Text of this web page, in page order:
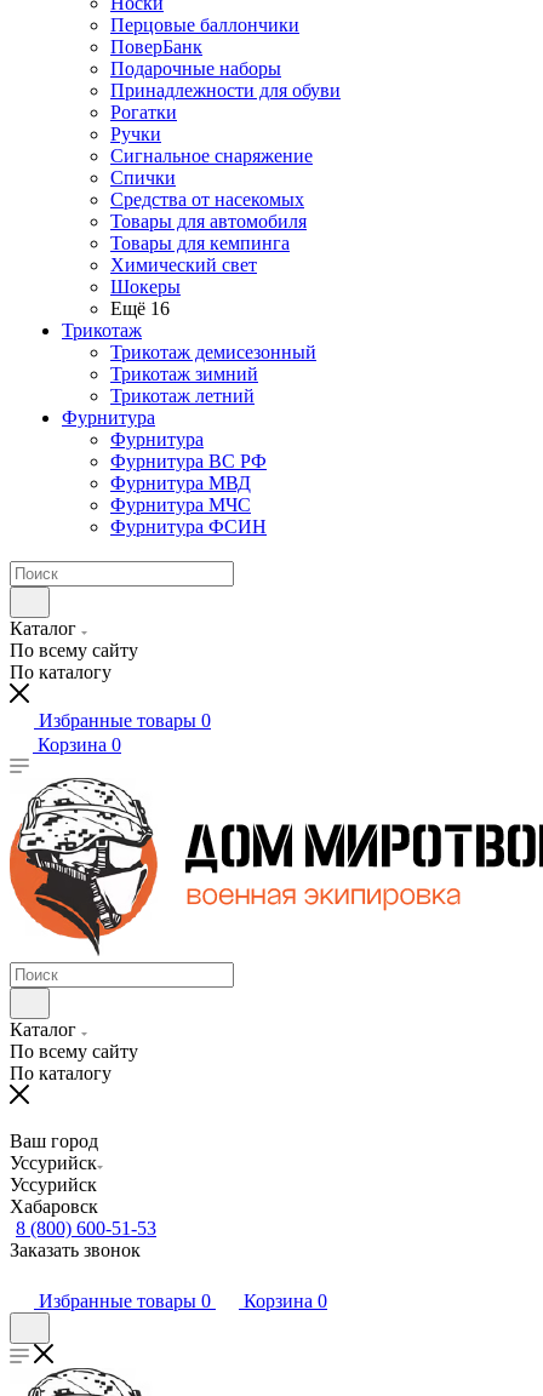
Перцовые баллончики
ПоверБанк
Подарочные наборы
Принадлежности для обуви
Рогатки
Ручки
Сигнальное снаряжение
Спички
Средства от насекомых
Товары для автомобиля
Товары для кемпинга
Химический свет
Шокеры
Ещё 16
Трикотаж
Трикотаж демисезонный
Трикотаж зимний
Трикотаж летний
Фурнитура
Фурнитура
Фурнитура ВС РФ
Фурнитура МВД
Фурнитура МЧС
Фурнитура ФСИН
Каталог
По всему сайту
По каталогу
Избранные товары 0
Корзина 0
Каталог
По всему сайту
По каталогу
Ваш город
Уссурийск
Уссурийск
Хабаровск
8 (800) 600-51-53
Заказать звонок
Избранные товары 0 Корзина 0